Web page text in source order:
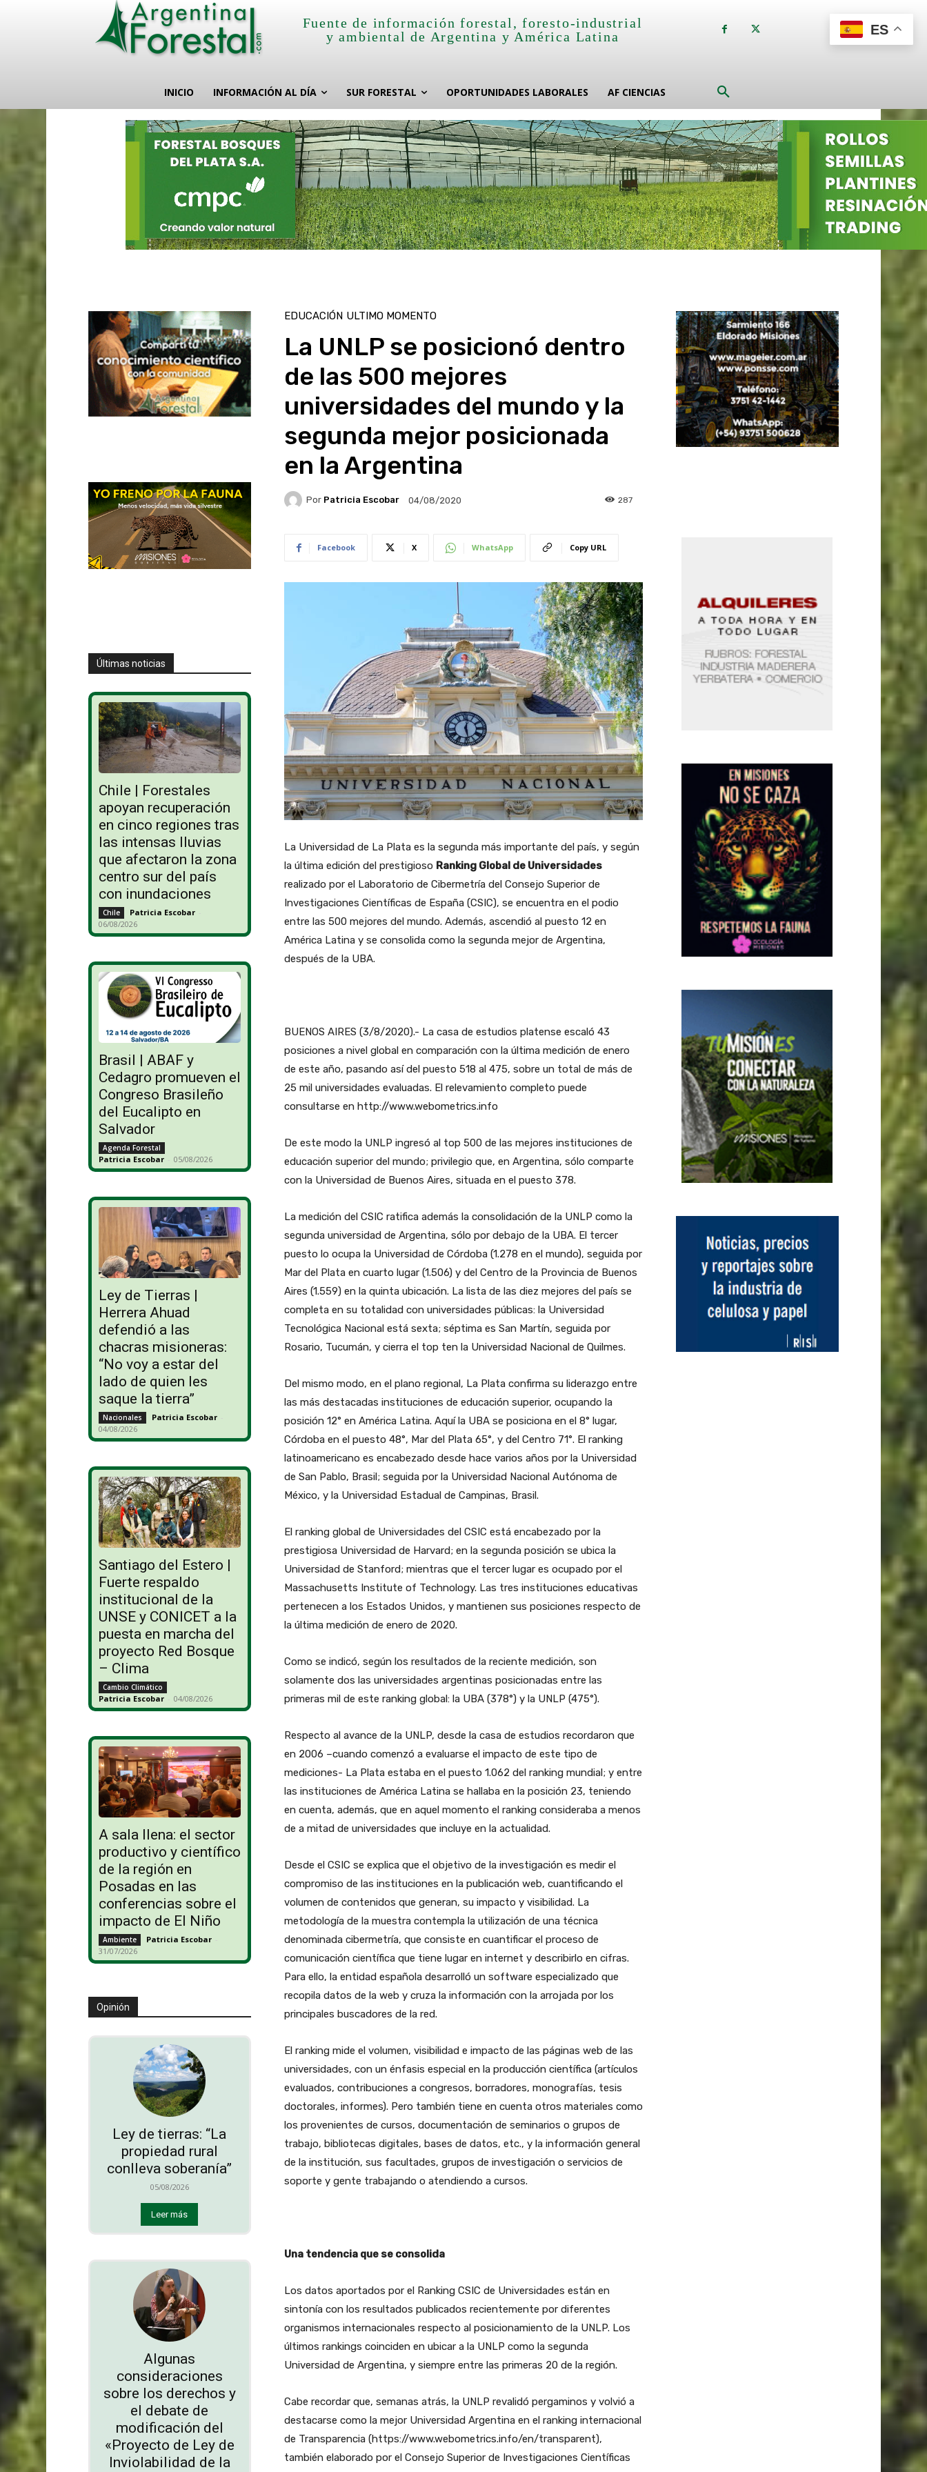
Fuente de información forestal, foresto-industrial
y ambiental de Argentina y América Latina
INICIO INFORMACIÓN AL DÍA SUR FORESTAL OPORTUNIDADES LABORALES AF CIENCIAS
Últimas noticias
Chile | Forestales
apoyan recuperación
en cinco regiones tras
las intensas lluvias
que afectaron la zona
centro sur del país
con inundaciones
Chile Patricia Escobar -
06/08/2026
Brasil | ABAF y
Cedagro promueven el
Congreso Brasileño
del Eucalipto en
Salvador
Agenda Forestal
Patricia Escobar - 05/08/2026
Ley de Tierras |
Herrera Ahuad
defendió a las
chacras misioneras:
“No voy a estar del
lado de quien les
saque la tierra”
Nacionales Patricia Escobar -
04/08/2026
Santiago del Estero |
Fuerte respaldo
institucional de la
UNSE y CONICET a la
puesta en marcha del
proyecto Red Bosque
– Clima
Cambio Climático
Patricia Escobar - 04/08/2026
A sala llena: el sector
productivo y científico
de la región en
Posadas en las
conferencias sobre el
impacto de El Niño
Ambiente Patricia Escobar -
31/07/2026
Opinión
Ley de tierras: “La
propiedad rural
conlleva soberanía”
05/08/2026
Leer más
Algunas
consideraciones
sobre los derechos y
el debate de
modificación del
«Proyecto de Ley de
Inviolabilidad de la
EDUCACIÓN ULTIMO MOMENTO
La UNLP se posicionó dentro
de las 500 mejores
universidades del mundo y la
segunda mejor posicionada
en la Argentina
Por Patricia Escobar 04/08/2020 287
Facebook X WhatsApp Copy URL
La Universidad de La Plata es la segunda más importante del país, y según
la última edición del prestigioso Ranking Global de Universidades
realizado por el Laboratorio de Cibermetría del Consejo Superior de
Investigaciones Científicas de España (CSIC), se encuentra en el podio
entre las 500 mejores del mundo. Además, ascendió al puesto 12 en
América Latina y se consolida como la segunda mejor de Argentina,
después de la UBA.
BUENOS AIRES (3/8/2020).- La casa de estudios platense escaló 43
posiciones a nivel global en comparación con la última medición de enero
de este año, pasando así del puesto 518 al 475, sobre un total de más de
25 mil universidades evaluadas. El relevamiento completo puede
consultarse en http://www.webometrics.info
De este modo la UNLP ingresó al top 500 de las mejores instituciones de
educación superior del mundo; privilegio que, en Argentina, sólo comparte
con la Universidad de Buenos Aires, situada en el puesto 378.
La medición del CSIC ratifica además la consolidación de la UNLP como la
segunda universidad de Argentina, sólo por debajo de la UBA. El tercer
puesto lo ocupa la Universidad de Córdoba (1.278 en el mundo), seguida por
Mar del Plata en cuarto lugar (1.506) y del Centro de la Provincia de Buenos
Aires (1.559) en la quinta ubicación. La lista de las diez mejores del país se
completa en su totalidad con universidades públicas: la Universidad
Tecnológica Nacional está sexta; séptima es San Martín, seguida por
Rosario, Tucumán, y cierra el top ten la Universidad Nacional de Quilmes.
Del mismo modo, en el plano regional, La Plata confirma su liderazgo entre
las más destacadas instituciones de educación superior, ocupando la
posición 12° en América Latina. Aquí la UBA se posiciona en el 8° lugar,
Córdoba en el puesto 48°, Mar del Plata 65°, y del Centro 71°. El ranking
latinoamericano es encabezado desde hace varios años por la Universidad
de San Pablo, Brasil; seguida por la Universidad Nacional Autónoma de
México, y la Universidad Estadual de Campinas, Brasil.
El ranking global de Universidades del CSIC está encabezado por la
prestigiosa Universidad de Harvard; en la segunda posición se ubica la
Universidad de Stanford; mientras que el tercer lugar es ocupado por el
Massachusetts Institute of Technology. Las tres instituciones educativas
pertenecen a los Estados Unidos, y mantienen sus posiciones respecto de
la última medición de enero de 2020.
Como se indicó, según los resultados de la reciente medición, son
solamente dos las universidades argentinas posicionadas entre las
primeras mil de este ranking global: la UBA (378°) y la UNLP (475°).
Respecto al avance de la UNLP, desde la casa de estudios recordaron que
en 2006 –cuando comenzó a evaluarse el impacto de este tipo de
mediciones- La Plata estaba en el puesto 1.062 del ranking mundial; y entre
las instituciones de América Latina se hallaba en la posición 23, teniendo
en cuenta, además, que en aquel momento el ranking consideraba a menos
de a mitad de universidades que incluye en la actualidad.
Desde el CSIC se explica que el objetivo de la investigación es medir el
compromiso de las instituciones en la publicación web, cuantificando el
volumen de contenidos que generan, su impacto y visibilidad. La
metodología de la muestra contempla la utilización de una técnica
denominada cibermetría, que consiste en cuantificar el proceso de
comunicación científica que tiene lugar en internet y describirlo en cifras.
Para ello, la entidad española desarrolló un software especializado que
recopila datos de la web y cruza la información con la arrojada por los
principales buscadores de la red.
El ranking mide el volumen, visibilidad e impacto de las páginas web de las
universidades, con un énfasis especial en la producción científica (artículos
evaluados, contribuciones a congresos, borradores, monografías, tesis
doctorales, informes). Pero también tiene en cuenta otros materiales como
los provenientes de cursos, documentación de seminarios o grupos de
trabajo, bibliotecas digitales, bases de datos, etc., y la información general
de la institución, sus facultades, grupos de investigación o servicios de
soporte y gente trabajando o atendiendo a cursos.
Una tendencia que se consolida
Los datos aportados por el Ranking CSIC de Universidades están en
sintonía con los resultados publicados recientemente por diferentes
organismos internacionales respecto al posicionamiento de la UNLP. Los
últimos rankings coinciden en ubicar a la UNLP como la segunda
Universidad de Argentina, y siempre entre las primeras 20 de la región.
Cabe recordar que, semanas atrás, la UNLP revalidó pergaminos y volvió a
destacarse como la mejor Universidad Argentina en el ranking internacional
de Transparencia (https://www.webometrics.info/en/transparent),
también elaborado por el Consejo Superior de Investigaciones Científicas
ES